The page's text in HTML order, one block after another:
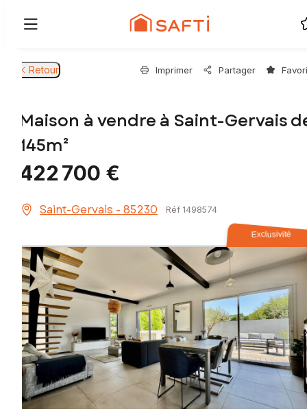
Retour Imprimer Partager
Maison à vendre à Saint-Gervais
145m²
422 700 €
Saint-Gervais - 85230 Réf 1498574
Exclusivité